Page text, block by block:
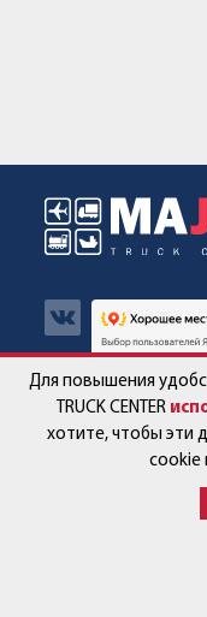
Авто в наличии
Спецпредложения
Для повышения
TRUCK CENTER
хотите, чтобы эти
cookie